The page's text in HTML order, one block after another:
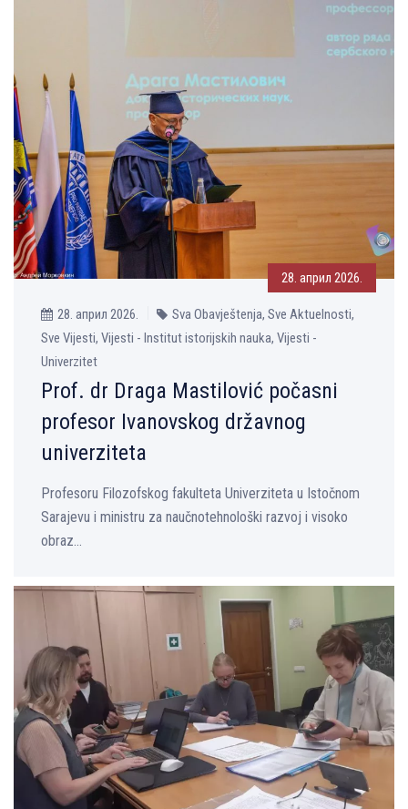
28. април 2026.
28. април 2026.
Sva Obavještenja, Sve Aktuelnosti,
Sve Vijesti, Vijesti - Institut istorijskih nauka, Vijesti -
Univerzitet
Prof. dr Draga Mastilović počasni
profesor Ivanovskog državnog
univerziteta
Profesoru Filozofskog fakulteta Univerziteta u Istočnom
Sarajevu i ministru za naučnotehnološki razvoj i visoko
obraz...